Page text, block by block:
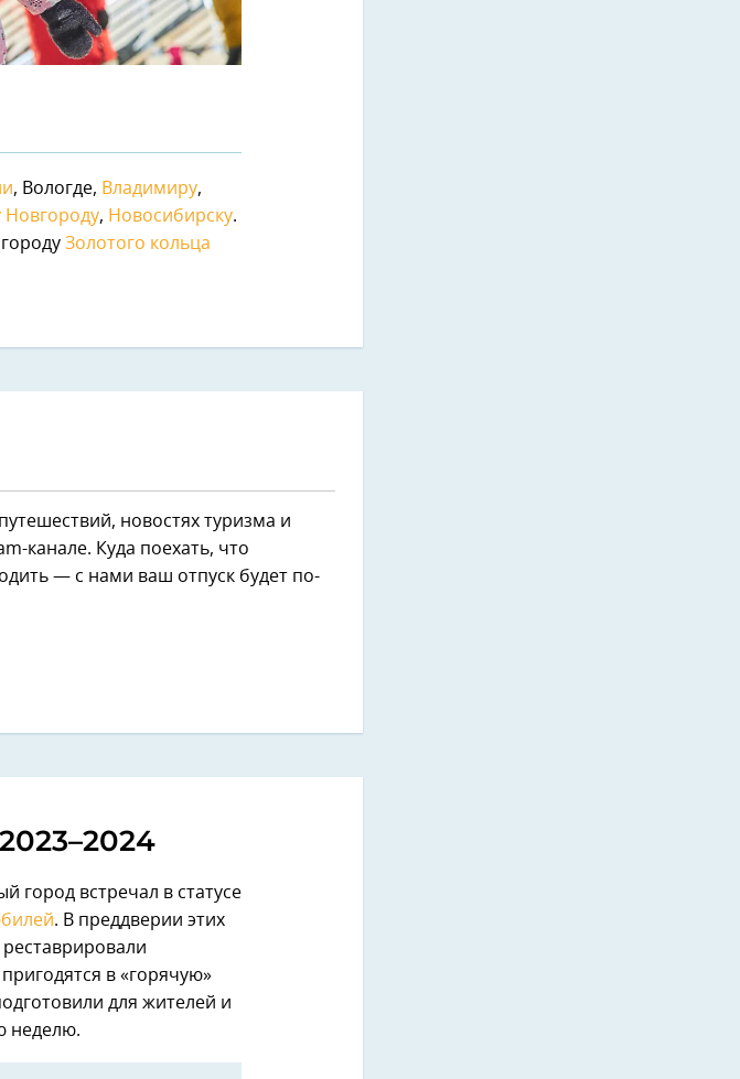
, Вологде, Владимиру,
, Новосибирску.
Золотого кольца
новостях туризма и
канале. Куда поехать, что
— с нами ваш отпуск будет по-
город встречал в статусе
. В преддверии этих
в «горячую»
для жителей и
неделю.